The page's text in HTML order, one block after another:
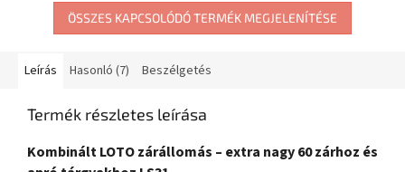
ÖSSZES KAPCSOLÓDÓ TERMÉK MEGJELENÍTÉSE
Leírás Hasonló (7) Beszélgetés
Termék részletes leírása
Kombinált LOTO zárállomás – extra nagy 60 zárhoz és